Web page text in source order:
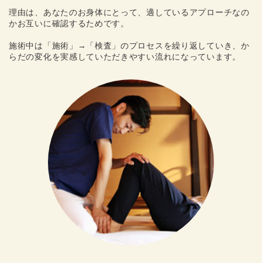
理由は、あなたのお身体にとって、適しているアプローチなの
かお互いに確認するためです。
施術中は「施術」→「検査」のプロセスを繰り返していき、か
らだの変化を実感していただきやすい流れになっています。